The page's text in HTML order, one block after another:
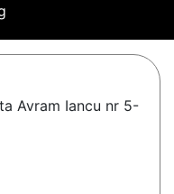
Avram Iancu nr 5-